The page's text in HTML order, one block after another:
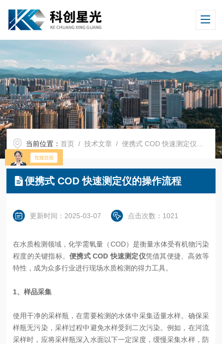
当前位置：首页 /技术文章 / 便携式 COD 快速测定仪的操作流程
便携式 COD 快速测定仪的操作流程
更新时间：2025-03-07 点击次数：1021
在水质检测领域，化学需氧量（COD）是衡量水体受有机物污染
程度的关键指标。便携式 COD 快速测定仪凭借其便捷、高效等
特性，成为众多行业进行现场水质检测的得力工具。
1、样品采集
使用干净的采样瓶，在需要检测的水体中采集适量水样。确保采
样瓶无污染，采样过程中避免水样受到二次污染。例如，在河流
采样时，应将采样瓶深入水面以下一定深度，缓慢采集水样，防